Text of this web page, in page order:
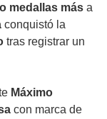
medallas más a
conquistó la
tras registrar un
Máximo
con marca de